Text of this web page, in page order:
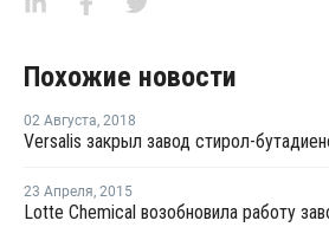
Похожие новости
02 Августа, 2018
23 Апреля, 2015